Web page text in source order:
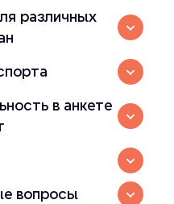
различных
в анкете
вопросы